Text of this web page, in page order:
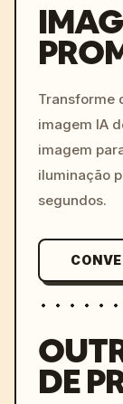
Transforme
imagem IA
imagem
iluminação
segundos.
DE